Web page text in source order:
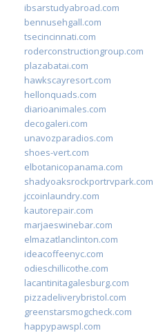
ibsarstudyabroad.com
bennusehgall.com
tsecincinnati.com
roderconstructiongroup.com
plazabatai.com
hawkscayresort.com
hellonquads.com
diarioanimales.com
decogaleri.com
unavozparadios.com
shoes-vert.com
elbotanicopanama.com
shadyoaksrockportrvpark.com
jccoinlaundry.com
kautorepair.com
marjaeswinebar.com
elmazatlanclinton.com
ideacoffeenyc.com
odieschillicothe.com
lacantinitagalesburg.com
pizzadeliverybristol.com
greenstarsmogcheck.com
happypawspl.com